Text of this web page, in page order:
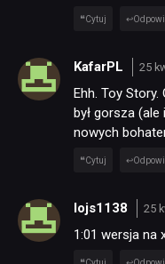
Cytuj
KafarPL 25
Ehh. Toy
był gorsza
nowych
Cytuj
lojs1138 25
1:01 wersja na